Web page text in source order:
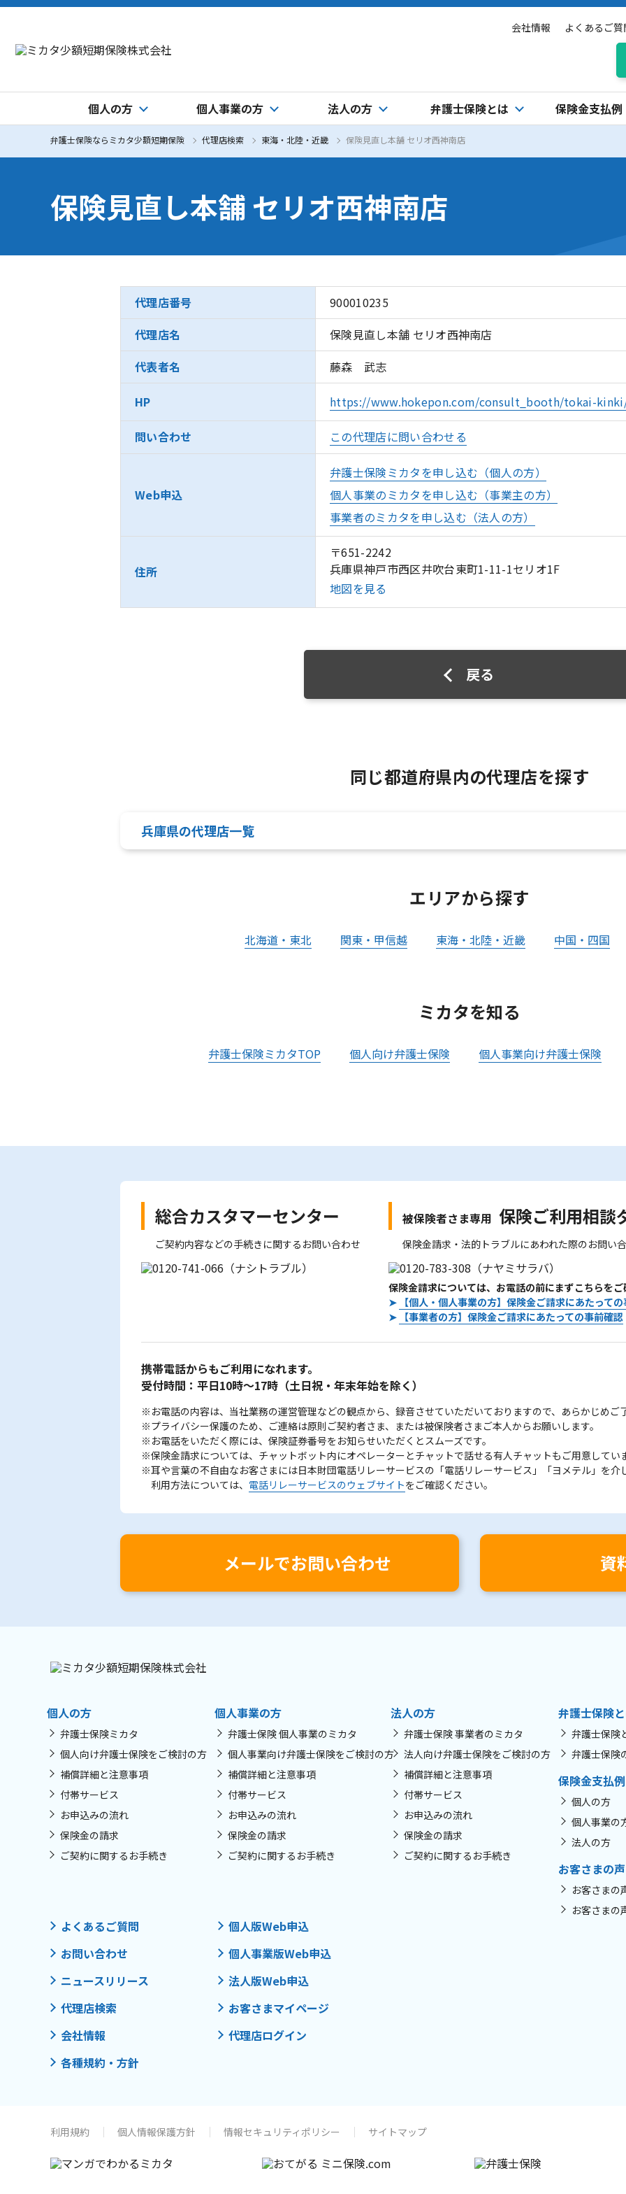
会社情報 よくあるご質
個人の方 個人事業の方 法人の方 弁護士保険とは 保険金支払例
弁護士保険ならミカタ少額短期保険 代理店検索 東海・北陸・近畿 保険見直し本舗 セリオ西神南店
保険見直し本舗 セリオ西神南店
代理店番号
900010235
代理店名
保険見直し本舗 セリオ西神南店
代表者名
藤森 武志
HP https://www.hokepon.com/consult_booth/tokai-
問い合わせ この代理店に問い合わせる
Web申込
弁護士保険ミカタを申し込む（個人の方）
個人事業のミカタを申し込む（事業主の方）
事業者のミカタを申し込む（法人の方）
住所
〒651-2242
兵庫県神戸市西区井吹台東町1-11-1セリオ1F
地図を見る
戻る
同じ都道府県内の代理店を探す
兵庫県の代理店一覧
エリアから探す
北海道・東北 関東・甲信越 東海・北陸・近畿 中国・四国
ミカタを知る
弁護士保険ミカタTOP 個人向け弁護士保険 個人事業向け弁護士保険
総合カスタマーセンター
ご契約内容などの手続きに関するお問い合わせ
被保険者さま専用 保険ご利用相談
保険金請求・法的トラブルにあわれた際のお問い
保険金請求については、お電話の前にまずこちらをご
➤ 【個人・個人事業の方】保険金ご請求にあたって
➤ 【事業者の方】保険金ご請求にあたっての事前確認
携帯電話からもご利用になれます。
受付時間：平日10時～17時 （土日祝・年末年始を除く）
※お電話の内容は、当社業務の運営管理などの観点から、録音させていただいておりますので、あらかじめご
※プライバシー保護のため、ご連絡は原則ご契約者さま、または被保険者さまご本人からお願いします。
※お電話をいただく際には、保険証券番号をお知らせいただくとスムーズです。
※保険金請求については、チャットボット内にオペレーターとチャットで話せる有人チャットもご用意してい
※耳や言葉の不自由なお客さまには日本財団電話リレーサービスの「電話リレーサービス」「ヨメテル」を介
利用方法については、 電話リレーサービスのウェブサイトをご確認ください。
メールでお問い合わせ 資
個人の方
弁護士保険ミカタ
個人向け弁護士保険をご検討の方
補償詳細と注意事項
付帯サービス
お申込みの流れ
保険金の請求
ご契約に関するお手続き
個人事業の方
弁護士保険 個人事業のミカタ
個人事業向け弁護士保険をご検討の方
補償詳細と注意事項
付帯サービス
お申込みの流れ
保険金の請求
ご契約に関するお手続き
法人の方
弁護士保険 事業者のミカタ
法人向け弁護士保険をご検討の方
補償詳細と注意事項
付帯サービス
お申込みの流れ
保険金の請求
ご契約に関するお手続き
弁護士保険
弁護士保険
弁護士保険
保険金支払例
個人の方
個人事業の
法人の方
お客さまの声
お客さまの
お客さまの
よくあるご質問
お問い合わせ
ニュースリリース
代理店検索
会社情報
各種規約・方針
個人版Web申込
個人事業版Web申込
法人版Web申込
お客さまマイページ
代理店ログイン
利用規約 個人情報保護方針 情報セキュリティポリシー サイトマップ